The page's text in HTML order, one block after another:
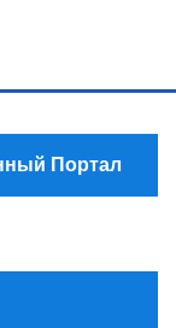
Портал